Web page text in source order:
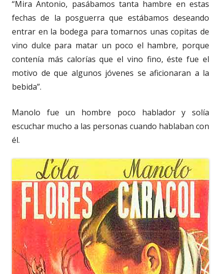
“Mira Antonio, pasábamos tanta hambre en estas
fechas de la posguerra que estábamos deseando
entrar en la bodega para tomarnos unas copitas de
vino dulce para matar un poco el hambre, porque
contenía más calorías que el vino fino, éste fue el
motivo de que algunos jóvenes se aficionaran a la
bebida”.
Manolo fue un hombre poco hablador y solía
escuchar mucho a las personas cuando hablaban con
él.